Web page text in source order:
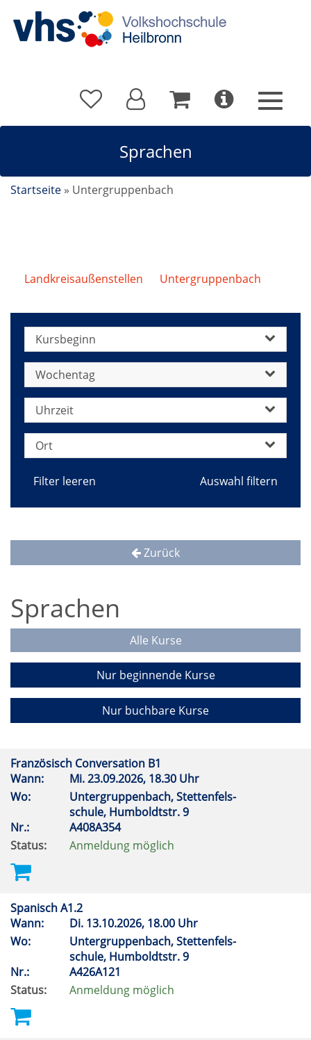
Sprachen
Startseite » Untergruppenbach
Landkreisaußenstellen Untergruppenbach
Kursbeginn
Wochentag
Uhrzeit
Ort
Filter leeren
Zurück
Sprachen
Alle Kurse
Nur beginnende Kurse
Nur buchbare Kurse
Französisch Conversation B1
Wann:
Mi.23.09.2026, 18.30 Uhr
Wo:
Untergruppenbach, Stettenfels-
schule, Humboldtstr. 9
Nr.:
A408A354
Status:
Anmeldung möglich
Spanisch A1.2
Wann:
Di. 13.10.2026, 18.00 Uhr
Wo:
Untergruppenbach, Stettenfels-
schule, Humboldtstr. 9
Nr.:
A426A121
Status:
Anmeldung möglich